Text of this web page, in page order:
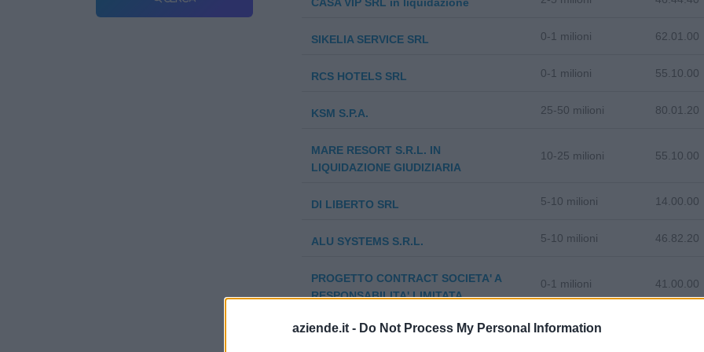
aziende.it - Do Not Process My Personal Information
SIKELIA SERVICE SRL 0-1 milioni 62.01.00
RCS HOTELS SRL 0-1 milioni 55.10.00
KSM S.P.A. 25-50 milioni 80.01.20
MARE RESORT S.R.L. IN
LIQUIDAZIONE GIUDIZIARIA
10-25 milioni 55.10.00
DI LIBERTO SRL 5-10 milioni 14.00.00
ALU SYSTEMS S.R.L. 5-10 milioni 46.82.20
PROGETTO CONTRACT SOCIETA' A
RESPONSABILITA' LIMITATA
0-1 milioni 41.00.00
SAGEL S.R.L. IN LIQUIDAZIONE 2-5 milioni